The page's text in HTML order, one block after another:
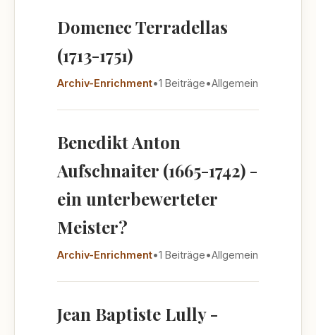
Domenec Terradellas
(1713-1751)
Archiv-Enrichment•1 Beiträge•Allgemein
Benedikt Anton
Aufschnaiter (1665-1742) -
ein unterbewerteter
Meister?
Archiv-Enrichment•1 Beiträge•Allgemein
Jean Baptiste Lully -